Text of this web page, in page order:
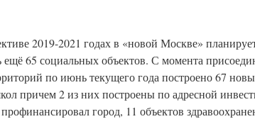
2019-2021 годах в «новой Москве»
ещё 65 социальных объектов. С момента
по июнь текущего года построено 67
причем 2 из них построены по адресной
город, 11 объектов